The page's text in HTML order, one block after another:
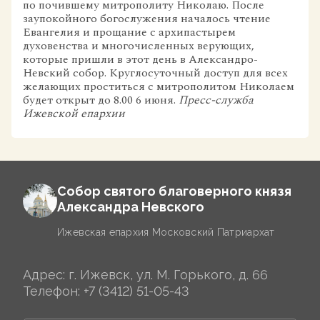
по почившему митрополиту Николаю. После
заупокойного богослужения началось чтение
Евангелия и прощание с архипастырем
духовенства и многочисленных верующих,
которые пришли в этот день в Александро-
Невский собор. Круглосуточный доступ для всех
желающих проститься с митрополитом Николаем
будет открыт до 8.00 6 июня. Пресс-служба
Ижевской епархии
Собор святого благоверного князя
Александра Невского
Ижевская епархия Московский Патриархат
Адрес: г. Ижевск, ул. М. Горького, д. 66
Телефон: +7 (3412) 51-05-43